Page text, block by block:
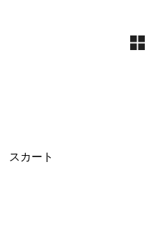
スカート